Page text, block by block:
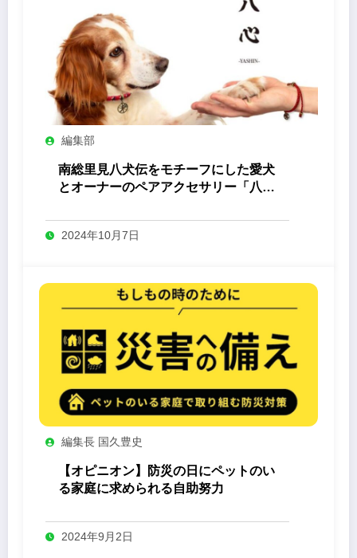
編集部
南総里見八犬伝をモチーフにした愛犬
とオーナーのペアアクセサリー「八心
2024年10月7日
編集長 国久豊史
【オピニオン】防災の日にペットのい
る家庭に求められる自助努力
2024年9月2日